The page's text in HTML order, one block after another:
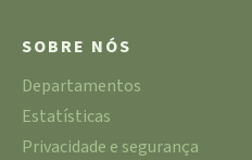
SOBRE NÓS
Departamentos
Estatísticas
Privacidade e segurança